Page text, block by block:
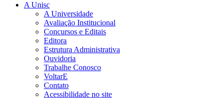
A Unisc
A Universidade
Avaliação Institucional
Concursos e Editais
Editora
Estrutura Administrativa
Ouvidoria
Trabalhe Conosco
VoltarE
Contato
Acessibilidade no site